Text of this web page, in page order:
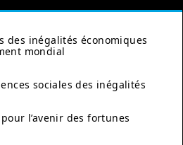
des inégalités économiques
mondial
sociales des inégalités
l’avenir des fortunes